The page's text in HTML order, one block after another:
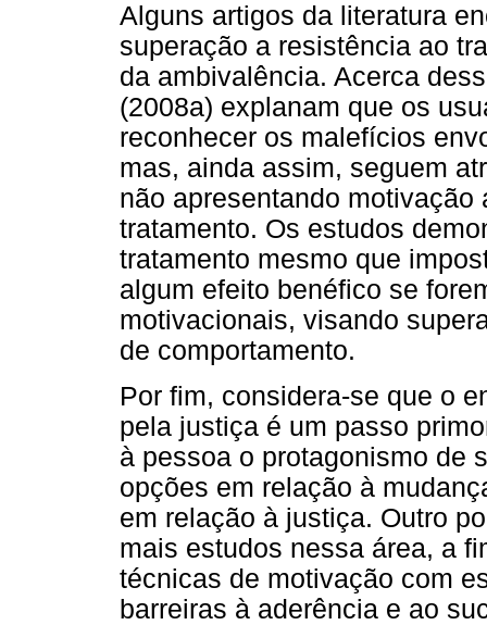
Alguns artigos da literatura
superação a resistência ao
da ambivalência. Acerca
(2008a) explanam que os
reconhecer os malefícios
mas, ainda assim, seguem
não apresentando
tratamento. Os estudos
tratamento mesmo que
algum efeito benéfico se
motivacionais, visando
de comportamento.
Por fim, considera-se que o
pela justiça é um passo
à pessoa o protagonismo de
opções em relação à
em relação à justiça. Outro
mais estudos nessa área, a
técnicas de motivação com
barreiras à aderência e ao